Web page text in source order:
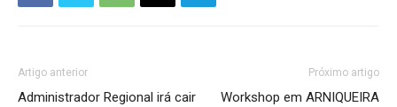
Artigo anterior
Administrador Regional irá cair
Próximo artigo
Workshop em ARNIQUEIRA